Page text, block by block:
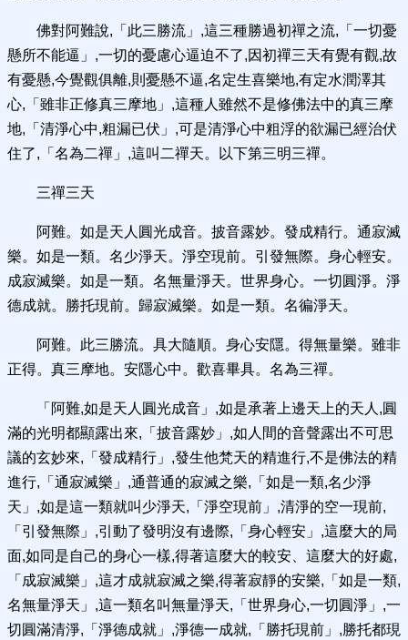
佛對阿難說,「此三勝流」,這三種勝過初禪之流,「一切憂
懸所不能逼」,一切的憂慮心逼迫不了,因初禪三天有覺有觀,故
有憂懸,今覺觀俱離,則憂懸不逼,名定生喜樂地,有定水潤澤其
心,「雖非正修真三摩地」,這種人雖然不是修佛法中的真三摩
地,「清淨心中,粗漏已伏」,可是清淨心中粗浮的欲漏已經治伏
住了,「名為二禪」,這叫二禪天。以下第三明三禪。
三禪三天
阿難。如是天人圓光成音。披音露妙。發成精行。通寂滅
樂。如是一類。名少淨天。淨空現前。引發無際。身心輕安。
成寂滅樂。如是一類。名無量淨天。世界身心。一切圓淨。淨
德成就。勝托現前。歸寂滅樂。如是一類。名徧淨天。
阿難。此三勝流。具大隨順。身心安隱。得無量樂。雖非
正得。真三摩地。安隱心中。歡喜畢具。名為三禪。
「阿難,如是天人圓光成音」,如是承著上邊天上的天人,圓
滿的光明都顯露出來,「披音露妙」,如人間的音聲露出不可思
議的玄妙來,「發成精行」,發生他梵天的精進行,不是佛法的精
進行,「通寂滅樂」,通普通的寂滅之樂,「如是一類,名少淨
天」,如是這一類就叫少淨天,「淨空現前」,清淨的空一現前,
「引發無際」,引動了發明沒有邊際,「身心輕安」,這麼大的局
面,如同是自己的身心一樣,得著這麼大的較安、這麼大的好處,
「成寂滅樂」,這才成就寂滅之樂,得著寂靜的安樂,「如是一類,
名無量淨天」,這一類名叫無量淨天,「世界身心,一切圓淨」,一
切圓滿清淨,「淨德成就」,淨德一成就,「勝托現前」,勝托都現